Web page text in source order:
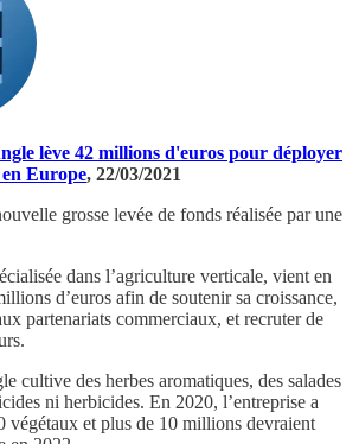
lève 42 millions d'euros pour déployer
en Europe, 22/03/2021
grosse levée de fonds réalisée par une
dans l’agriculture verticale, vient en
d’euros afin de soutenir sa croissance,
partenariats commerciaux, et recruter de
cultive des herbes aromatiques, des salades
ni herbicides. En 2020, l’entreprise a
végétaux et plus de 10 millions devraient